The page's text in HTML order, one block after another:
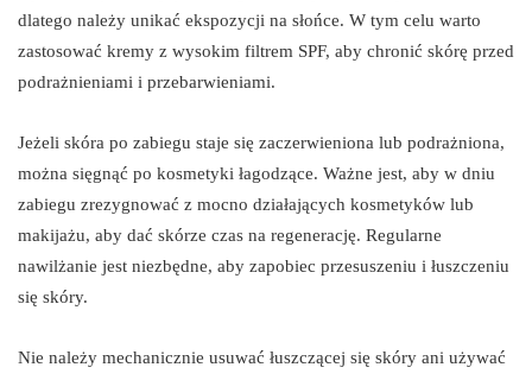
dlatego należy unikać ekspozycji na słońce. W tym celu warto
zastosować kremy z wysokim filtrem SPF, aby chronić skórę przed
podrażnieniami i przebarwieniami.
Jeżeli skóra po zabiegu staje się zaczerwieniona lub podrażniona,
można sięgnąć po kosmetyki łagodzące. Ważne jest, aby w dniu
zabiegu zrezygnować z mocno działających kosmetyków lub
makijażu, aby dać skórze czas na regenerację. Regularne
nawilżanie jest niezbędne, aby zapobiec przesuszeniu i łuszczeniu
się skóry.
Nie należy mechanicznie usuwać łuszczącej się skóry ani używać